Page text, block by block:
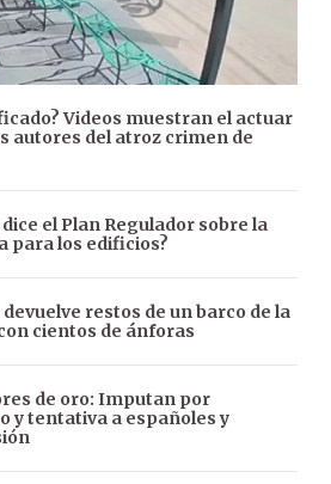
Videos muestran el actuar
autores del atroz crimen de
el Plan Regulador sobre la
para los edificios?
devuelve restos de un barco de la
cientos de ánforas
de oro: Imputan por
y tentativa a españoles y